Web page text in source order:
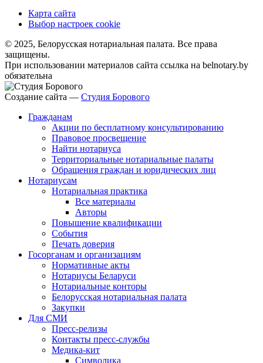
Карта сайта
Выбор настроек cookie
© 2025, Белорусская нотариальная палата. Все права
защищены.
При использовании материалов сайта ссылка на belnotary.by
обязательна
Создание сайта — Студия Борового
Гражданам
Акции по бесплатному консультированию
Правовое просвещение
Найти нотариуса
Территориальные нотариальные палаты
Обращения граждан и юридических лиц
Нотариусам
Нотариальная практика
Все материалы
Авторы
Повышение квалификации
События
Печать доверия
Госорганам и организациям
Нормативные акты
Нотариусы Беларуси
Нотариальные конторы
Белорусская нотариальная палата
Закупки
Для СМИ
Пресс-релизы
Контакты пресс-службы
Медика-кит
Символика